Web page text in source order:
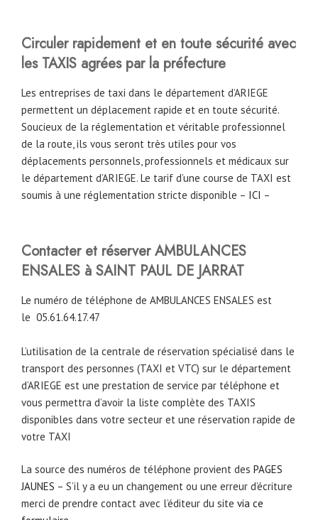
Circuler rapidement et en toute sécurité avec
les TAXIS agrées par la préfecture
Les entreprises de taxi dans le département d’ARIEGE
permettent un déplacement rapide et en toute sécurité.
Soucieux de la réglementation et véritable professionnel
de la route, ils vous seront très utiles pour vos
déplacements personnels, professionnels et médicaux sur
le département d’ARIEGE. Le tarif d’une course de TAXI est
soumis à une réglementation stricte disponible – ICI –
Contacter et réserver AMBULANCES
ENSALES à SAINT PAUL DE JARRAT
Le numéro de téléphone de AMBULANCES ENSALES est
le 05.61.64.17.47
L’utilisation de la centrale de réservation spécialisé dans le
transport des personnes (TAXI et VTC) sur le département
d’ARIEGE est une prestation de service par téléphone et
vous permettra d’avoir la liste complète des TAXIS
disponibles dans votre secteur et une réservation rapide de
votre TAXI
La source des numéros de téléphone provient des PAGES
JAUNES – S’il y a eu un changement ou une erreur d’écriture
merci de prendre contact avec l’éditeur du site via ce